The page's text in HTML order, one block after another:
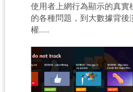
使用者上網行為顯示的真實
的各種問題，到大數據背後
權.....